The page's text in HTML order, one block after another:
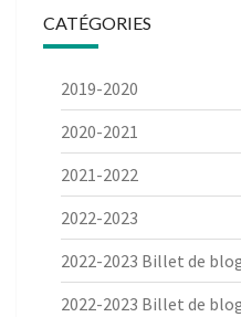
CATÉGORIES
2019-2020
2020-2021
2021-2022
2022-2023
2022-2023 Billet de
2022-2023 Billet de